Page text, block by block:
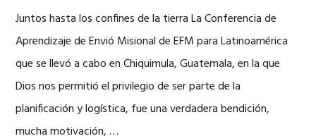
Juntos hasta los confines de la tierra La Conferencia de
Aprendizaje de Envió Misional de EFM para Latinoamérica
que se llevó a cabo en Chiquimula, Guatemala, en la que
Dios nos permitió el privilegio de ser parte de la
planificación y logística, fue una verdadera bendición,
mucha motivación, …